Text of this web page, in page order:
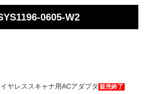
0605-W2
ヤレススキャナ用ACアダプタ 販売終了